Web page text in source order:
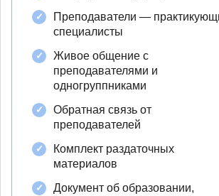
Преподаватели —
специалисты
Живое общение с
преподавателями и
одногруппниками
Обратная связь от
преподавателей
Комплект раздаточных
материалов
Документ об образовании,